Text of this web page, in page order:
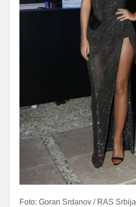
Foto: Goran Srdanov / RAS Srbija